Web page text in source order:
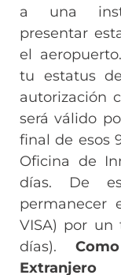
a una
presentar
el
tu estatus
autorización
será válido
final de esos
Oficina de
días. De
permanecer
VISA) por un
días).
Extranjero